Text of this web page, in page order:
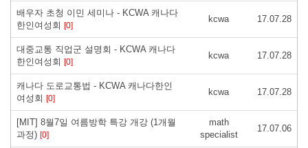
배우자 초청 이민 세미나 - KCWA 캐나다
한인여성회 [0]
kcwa 17.07.28
대중교통 직업군 설명회 - KCWA 캐나다
한인여성회 [0]
kcwa 17.07.28
캐나다 도로교통법 - KCWA 캐나다한인
여성회 [0]
kcwa 17.07.28
[MIT] 8월7일 여름방학 특강 개강 (1개월
과정) [0]
math
specialist
17.07.06